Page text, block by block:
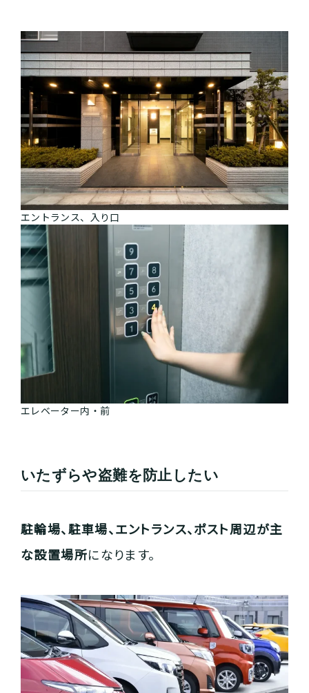
エントランス、入り口
エレベーター内・前
いたずらや盗難を防止したい
駐輪場、駐車場、エントランス、ポスト周辺が主
な設置場所になります。